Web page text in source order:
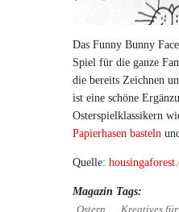
Das Funny Bunny
Spiel für die ganze
die bereits Zeichnen
ist eine schöne
Osterspielklassikern
Papierhasen basteln
Quelle:
Magazin Tags:
Ostern Kreatives